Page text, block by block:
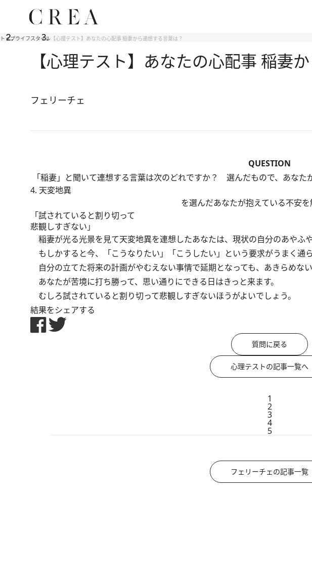
トップライフスタイル 【心理テスト】あなたの心配事 稲妻から連想する言葉は？
【心理テスト】あなたの心配事 稲妻
フェリーチェ
QUESTION
「稲妻」と聞いて連想する言葉は次のどれですか？ 選んだもので、あなた
4. 天変地異
を選んだあなたが抱えている不安
「試されていると割り切って
悲観しすぎない」
稲妻が光る光景を見て天変地異を連想したあなたは、現状の自分のあやふ
もしかすると今、「こうなりたい」「こうしたい」という要求がうまく通
自分の立てた将来の計画がやむえない事情で延期となっても、あきらめない
あなたが苦境に打ち勝って、思い通りにできる日はきっと来ます。
むしろ試されていると割り切って悲観しすぎないほうがよいでしょう。
結果をシェアする
質問に戻る
心理テストの記事一覧へ
1
2
3
4
5
フェリーチェの記事一覧